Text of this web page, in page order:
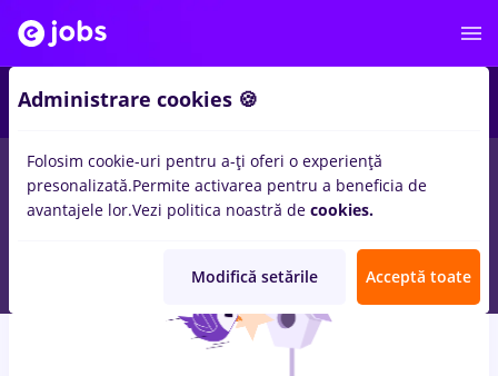
locuri de muncareactjs, Part time in Iasi (Iasi)pentru
Student, Fara experientainTransport / Distributie
Administrare cookies 🍪
Folosim cookie-uri pentru a-ți oferi o experiență
presonalizată.Permite activarea pentru a beneficia de
avantajele lor.Vezi politica noastră de cookies.
Modifică setările Acceptă toate